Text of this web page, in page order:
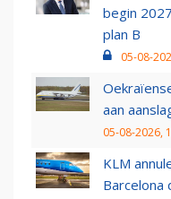
begin
plan B
05-08-
aan
05-08-2026,
KLM
Barcelona